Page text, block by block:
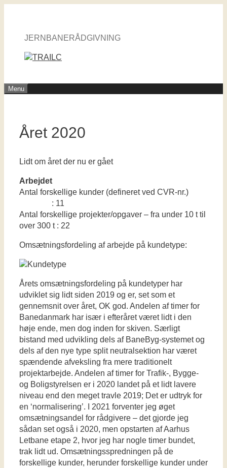
JERNBANERÅDGIVNING
Menu
Året 2020
Lidt om året der nu er gået
Arbejdet
Antal forskellige kunder (defineret ved CVR-nr.)
: 11
Antal forskellige projekter/opgaver – fra under 10 t til
over 300 t : 22
Omsætningsfordeling af arbejde på kundetype:
Årets omsætningsfordeling på kundetyper har
udviklet sig lidt siden 2019 og er, set som et
gennemsnit over året, OK god. Andelen af timer for
Banedanmark har især i efteråret været lidt i den
høje ende, men dog inden for skiven. Særligt
bistand med udvikling dels af BaneByg-systemet og
dels af den nye type split neutralsektion har været
spændende afveksling fra mere traditionelt
projektarbejde. Andelen af timer for Trafik-, Bygge-
og Boligstyrelsen er i 2020 landet på et lidt lavere
niveau end den meget travle 2019; Det er udtryk for
en ‘normalisering’. I 2021 forventer jeg øget
omsætningsandel for rådgivere – det gjorde jeg
sådan set også i 2020, men opstarten af Aarhus
Letbane etape 2, hvor jeg har nogle timer bundet,
trak lidt ud. Omsætningsspredningen på de
forskellige kunder, herunder forskellige kunder under